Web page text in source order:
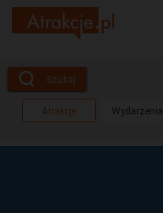
Szukaj
Atrakcje Wydarzenia